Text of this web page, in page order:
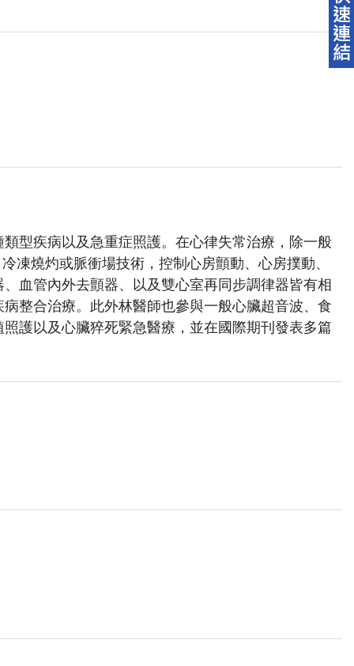
型疾病以及急重症照護。在心律失常治療，除一般
凍燒灼或脈衝場技術，控制心房顫動、心房撲動、
血管內外去顫器、以及雙心室再同步調律器皆有相
整合治療。此外林醫師也參與一般心臟超音波、食
護以及心臟猝死緊急醫療，並在國際期刊發表多篇